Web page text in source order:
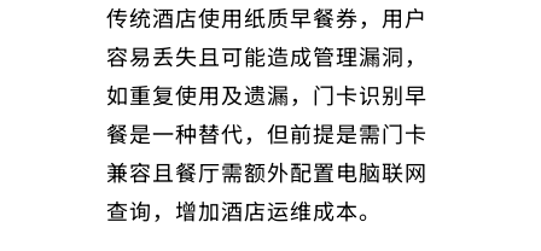
传统酒店使用纸质早餐券，用户
容易丢失且可能造成管理漏洞，
如重复使用及遗漏，门卡识别早
餐是一种替代，但前提是需门卡
兼容且餐厅需额外配置电脑联网
查询，增加酒店运维成本。